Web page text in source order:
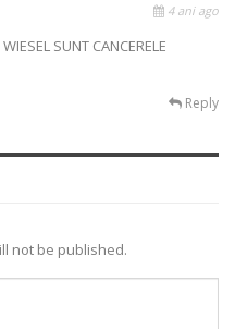
4 ani ago
SUNT CANCERELE
Reply
not be published.